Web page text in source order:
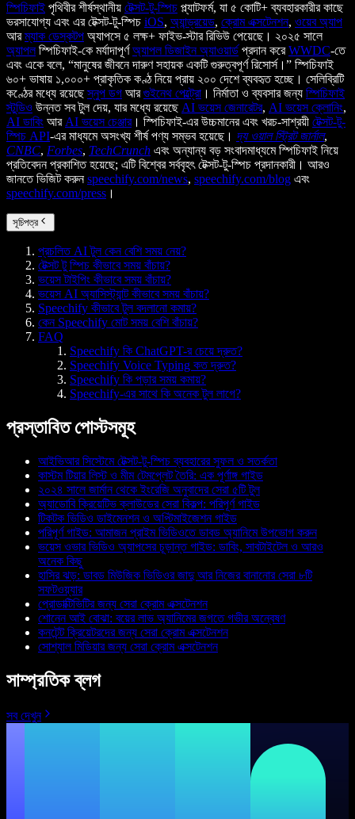
স্পিচিফাই পৃথিবীর শীর্ষস্থানীয় টেক্সট-টু-স্পিচ প্ল্যাটফর্ম, যা ৫ কোটি+ ব্যবহারকারীর কাছে
ভরসাযোগ্য এবং এর টেক্সট-টু-স্পিচ iOS, অ্যান্ড্রয়েড, ক্রোম এক্সটেনশন, ওয়েব অ্যাপ
আরম্যাক ডেস্কটপ অ্যাপসে ৫ লক্ষ+ ফাইভ-স্টার রিভিউ পেয়েছে। ২০২৫ সালে
অ্যাপলস্পিচিফাই-কে মর্যাদাপূর্ণঅ্যাপল ডিজাইন অ্যাওয়ার্ড প্রদান করেWWDC-তে
এবং একে বলে, “মানুষের জীবনে দারুণ সহায়ক একটি গুরুত্বপূর্ণ রিসোর্স।” স্পিচিফাই
৬০+ ভাষায় ১,০০০+ প্রাকৃতিক কণ্ঠ নিয়ে প্রায় ২০০ দেশে ব্যবহৃত হচ্ছে। সেলিব্রিটি
কণ্ঠের মধ্যে রয়েছেস্নুপ ডগ আরগুইনেথ পেল্ট্রো । নির্মাতা ও ব্যবসার জন্য স্পিচিফাই
স্টুডিও উন্নত সব টুল দেয়, যার মধ্যে রয়েছে AI ভয়েস জেনারেটর, AI ভয়েস ক্লোনিং,
AI ডাবিং আর AI ভয়েস চেঞ্জার। স্পিচিফাই-এর উচ্চমানের এবং খরচ-সাশ্রয়ী টেক্সট-টু-
স্পিচ API-এর মাধ্যমে অসংখ্য শীর্ষ পণ্য সম্ভব হয়েছে। দ্য ওয়াল স্ট্রিট জার্নাল,
CNBC, Forbes, TechCrunch এবং অন্যান্য বড় সংবাদমাধ্যমে স্পিচিফাই নিয়ে
প্রতিবেদন প্রকাশিত হয়েছে; এটি বিশ্বের সর্ববৃহৎ টেক্সট-টু-স্পিচ প্রদানকারী। আরও
জানতে ভিজিট করুনspeechify.com/news, speechify.com/blog এবং
speechify.com/press ।
সূচিপত্র
প্রচলিত AI টুল কেন বেশি সময় নেয়?
টেক্সট টু স্পিচ কীভাবে সময় বাঁচায়?
ভয়েস টাইপিং কীভাবে সময় বাঁচায়?
ভয়েস AI অ্যাসিস্ট্যান্ট কীভাবে সময় বাঁচায়?
Speechify কীভাবে টুল বদলানো কমায়?
কেন Speechify মোট সময় বেশি বাঁচায়?
FAQ
Speechify কি ChatGPT-র চেয়ে দ্রুত?
Speechify Voice Typing কত দ্রুত?
Speechify কি পড়ার সময় কমায়?
Speechify-এর সাথে কি অনেক টুল লাগে?
প্রস্তাবিত পোস্টসমূহ
আইভিআর সিস্টেমে টেক্সট-টু-স্পিচ ব্যবহারের সুফল ও সতর্কতা
কাস্টম টিয়ার লিস্ট ও মীম টেমপ্লেট তৈরি: এক পূর্ণাঙ্গ গাইড
২০২৪ সালে জার্মান থেকে ইংরেজি অনুবাদের সেরা ৫টি টুল
অ্যাডোবি ক্রিয়েটিভ ক্লাউডের সেরা বিকল্প: পরিপূর্ণ গাইড
টিকটক ভিডিও ডাইমেনশন ও অপ্টিমাইজেশন গাইড
পরিপূর্ণ গাইড: আমাজন প্রাইম ভিডিওতে ডাবড অ্যানিমে উপভোগ করুন
ভয়েস ওভার ভিডিও অ্যাপসের চূড়ান্ত গাইড: ডাবিং, সাবটাইটেল ও আরও
অনেক কিছু
হাসির ঝড়: ডাবড মিউজিক ভিডিওর জাদু আর নিজের বানানোর সেরা ৮টি
সফটওয়্যার
প্রোডাক্টিভিটির জন্য সেরা ক্রোম এক্সটেনশন
শোনেন আই বোঝা: বয়ের লাভ অ্যানিমের জগতে গভীর অন্বেষণ
কনটেন্ট ক্রিয়েটরদের জন্য সেরা ক্রোম এক্সটেনশন
সোশ্যাল মিডিয়ার জন্য সেরা ক্রোম এক্সটেনশন
সাম্প্রতিক ব্লগ
সব দেখুন